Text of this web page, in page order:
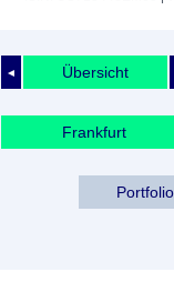
◄ Übersicht
Frankfurt
Portfolio